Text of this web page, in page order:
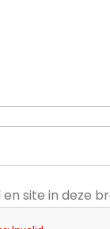
en site in deze